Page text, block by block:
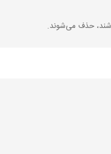
حذف می‌شوند.